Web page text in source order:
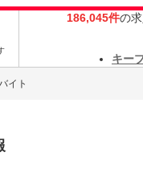
186,045件の
キー
イト